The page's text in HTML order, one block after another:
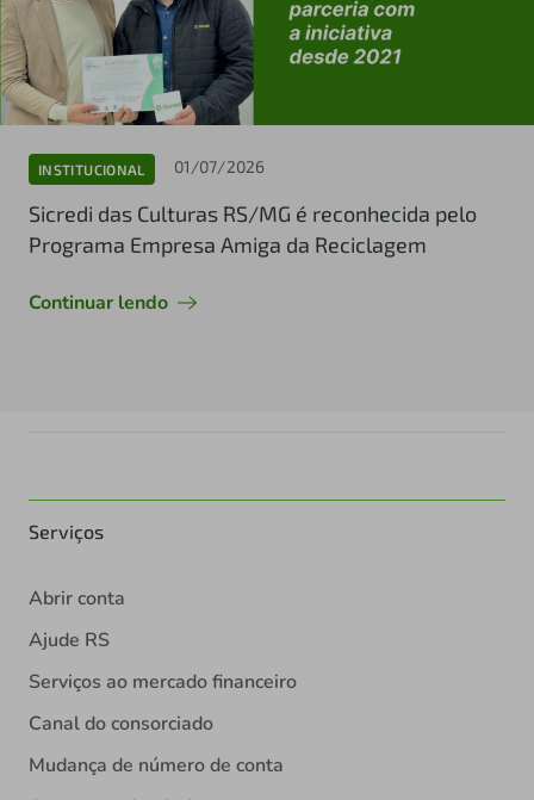
INSTITUCIONAL 01/07/2026
Sicredi das Culturas RS/MG é reconhecida pelo
Programa Empresa Amiga da Reciclagem
Continuar lendo
Serviços
Abrir conta
Ajude RS
Serviços ao mercado financeiro
Canal do consorciado
Mudança de número de conta